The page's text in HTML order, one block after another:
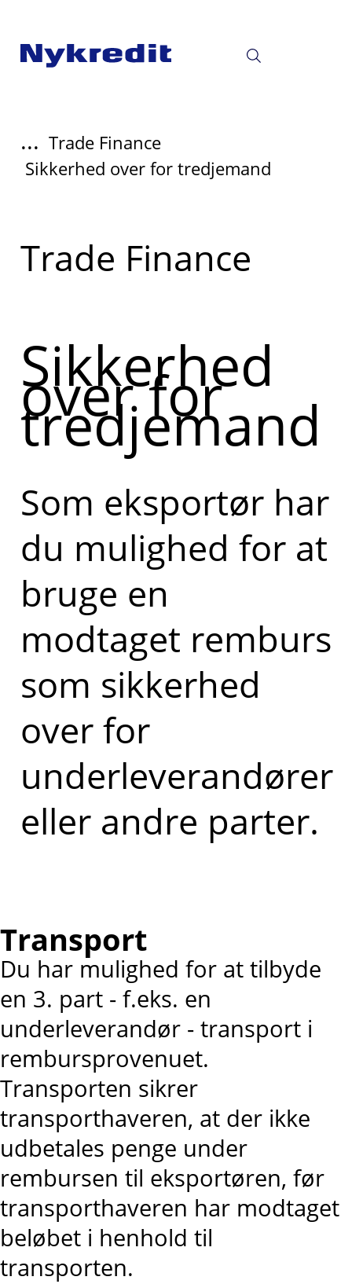
... Trade Finance
Sikkerhed over for tredjemand
Læs
mere
Trade Finance
Sikkerhed
over for
tredjemand
Som eksportør har
du mulighed for at
bruge en
modtaget remburs
som sikkerhed
over for
underleverandører
eller andre parter.
Transport
Du har mulighed for at tilbyde
en 3. part - f.eks. en
underleverandør - transport i
rembursprovenuet.
Transporten sikrer
transporthaveren, at der ikke
udbetales penge under
rembursen til eksportøren, før
transporthaveren har modtaget
beløbet i henhold til
transporten.